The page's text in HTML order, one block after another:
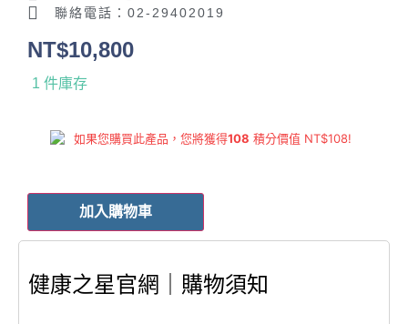
聯絡電話：02-29402019
NT$10,800
1 件庫存
如果您購買此產品，您將獲得108 積分價值 NT$108!
加入購物車
健康之星官網｜購物須知